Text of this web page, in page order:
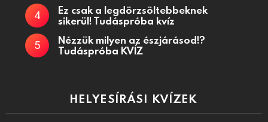
Ez csak a legdörzsöltebbeknek
sikerül! Tudáspróba kvíz
Nézzük milyen az észjárásod!?
Tudáspróba KVÍZ
HELYESÍRÁSI KVÍZEK